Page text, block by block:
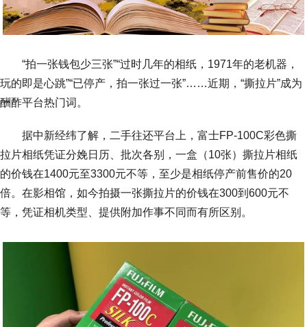
“拍一张钱包少三张”“过时几年的相纸，1971年的老机器，
玩的即是心跳”“已停产，拍一张过一张”……近期，“撕拉片”成为
酬酢平台热门词。
据中新经纬了解，二手往还平台上，富士FP-100C彩色撕
拉片相纸凭证分娩日历、批次各别，一盒（10张）撕拉片相纸
的价钱在1400元至3300元不等，至少是相纸停产前售价的20
倍。在影相馆，如今拍摄一张撕拉片的价钱在300到600元不
等，凭证相机类型、提供附加作事不同而有所区别。